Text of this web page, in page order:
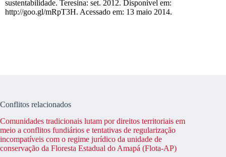
sustentabilidade. Teresina: set. 2012. Disponível em:
http://goo.gl/mRpT3H. Acessado em: 13 maio 2014.
Conflitos relacionados
Comunidades tradicionais lutam por direitos territoriais em
meio a conflitos fundiários e tentativas de regularização
incompatíveis com o regime jurídico da unidade de
conservação da Floresta Estadual do Amapá (Flota-AP)